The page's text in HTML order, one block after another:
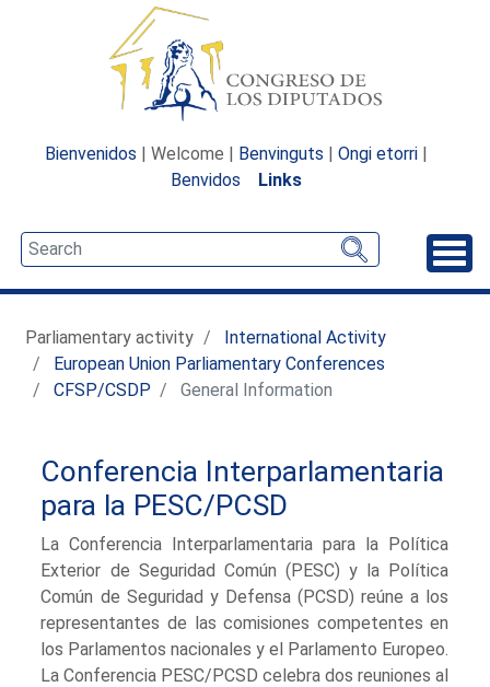
Bienvenidos | Welcome | Benvinguts | Ongi etorri |
Benvidos
Links
Parliamentary activity
International Activity
European Union Parliamentary Conferences
CFSP/CSDP
General Information
Conferencia Interparlamentaria
para la PESC/PCSD
La Conferencia Interparlamentaria para la Política
Exterior de Seguridad Común (PESC) y la Política
Común de Seguridad y Defensa (PCSD) reúne a los
representantes de las comisiones competentes en
los Parlamentos nacionales y el Parlamento Europeo.
La Conferencia PESC/PCSD celebra dos reuniones al